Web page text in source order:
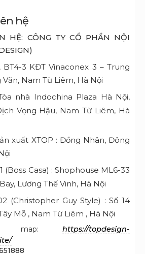
hệ
HỆ: CÔNG TY CỔ PHẦN NỘI
BT4-3 KĐT Vinaconex 3 – Trung
Nam Từ Liêm, Hà Nội
nhà Indochina Plaza Hà Nội,
Vọng Hậu, Nam Từ Liêm, Hà
xuất XTOP : Đồng Nhân, Đông
(Boss Casa) : Shophouse ML6-33
Lương Thế Vinh, Hà Nội
(Christopher Guy Style) : Số 14
Mỗ , Nam Từ Liêm , Hà Nội
map: https://topdesign-